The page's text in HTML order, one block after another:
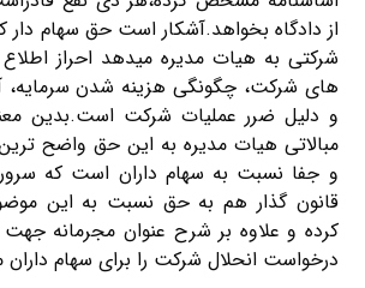
از دادگاه بخواهد.آشکار است حق سهام دار
شرکتی به هیات مدیره میدهد احراز
های شرکت، چگونگی هزینه شدن سرمایه،
و دلیل ضرر عملیات شرکت است.بدین
مبالاتی هیات مدیره به این حق واضح
و جفا نسبت به سهام داران است که
قانون گذار هم به حق نسبت به این
کرده و علاوه بر شرح عنوان مجرمانه
درخواست انحلال شرکت را برای سهام